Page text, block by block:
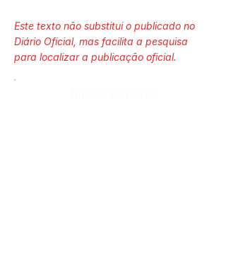
Este texto não substitui o publicado no
Diário Oficial, mas facilita a pesquisa
para localizar a publicação oficial.